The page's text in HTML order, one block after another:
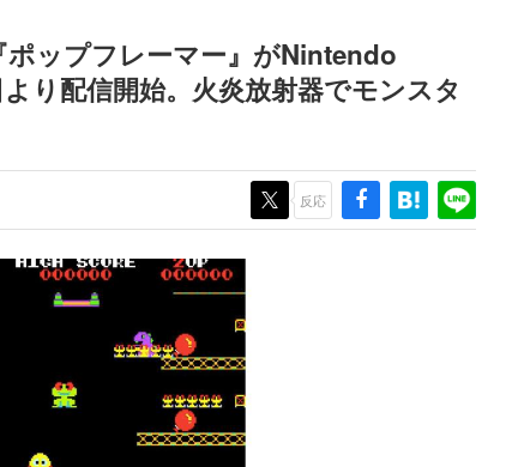
ダム・カム』開発元やチ
ェコのプロ野球選手から
称賛の声
ップフレーマー』がNintendo
り配信開始。火炎放射器でモンスタ
反応